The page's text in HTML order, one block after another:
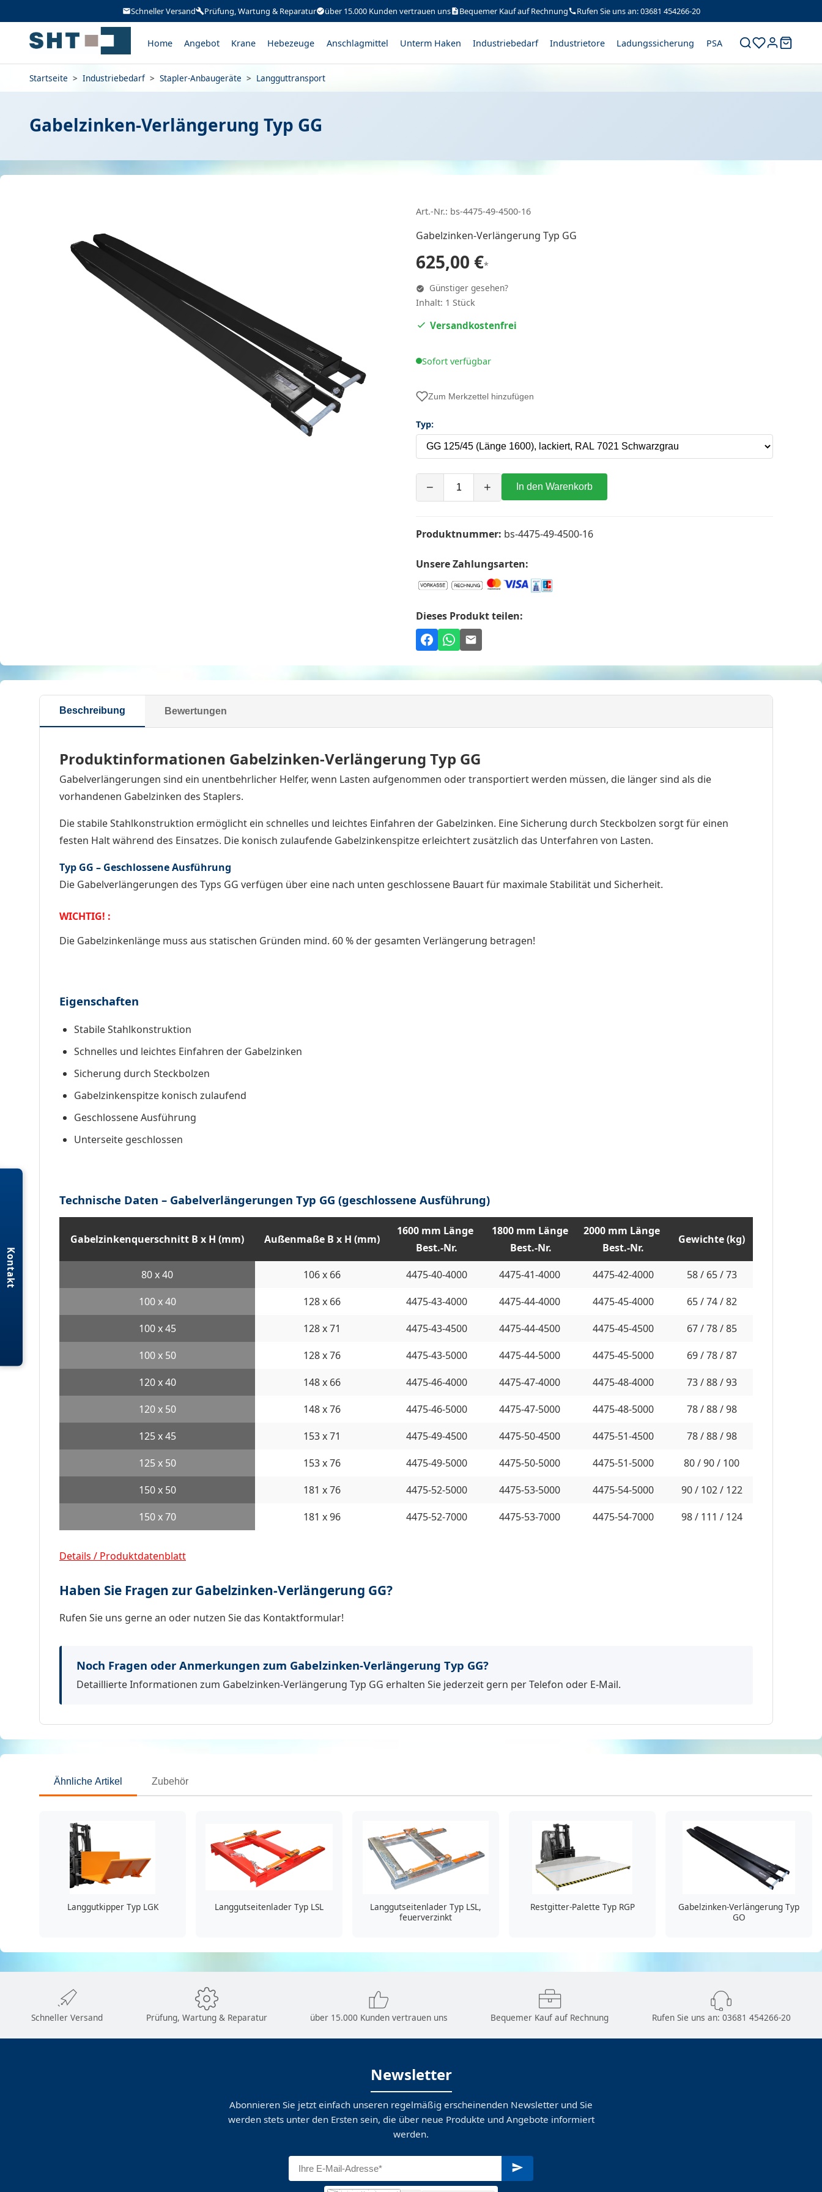
Kontakt
Schneller Versand Prüfung, Wartung & Reparatur über 15.000 Kunden vertrauen uns Bequemer Kauf auf Rechnung Rufen Sie uns an: 03681 454266-20
Home Angebot Krane Hebezeuge Anschlagmittel Unterm Haken Industriebedarf Industrietore Ladungssicherung PSA
Startseite > Industriebedarf > Stapler-Anbaugeräte > Langguttransport
Gabelzinken-Verlängerung Typ GG
Art.-Nr.: bs-4475-49-4500-16
Gabelzinken-Verlängerung Typ GG
625,00 €*
Günstiger gesehen?
Inhalt: 1 Stück
Versandkostenfrei
Sofort verfügbar
Zum Merkzettel hinzufügen
Typ:
− + In den Warenkorb
Produktnummer: bs-4475-49-4500-16
Unsere Zahlungsarten:
Dieses Produkt teilen:
Beschreibung Bewertungen
Produktinformationen Gabelzinken-Verlängerung Typ GG
Gabelverlängerungen sind ein unentbehrlicher Helfer, wenn Lasten aufgenommen oder transportiert werden müssen, die länger sind als die
vorhandenen Gabelzinken des Staplers.
Die stabile Stahlkonstruktion ermöglicht ein schnelles und leichtes Einfahren der Gabelzinken. Eine Sicherung durch Steckbolzen sorgt für einen
festen Halt während des Einsatzes. Die konisch zulaufende Gabelzinkenspitze erleichtert zusätzlich das Unterfahren von Lasten.
Typ GG – Geschlossene Ausführung
Die Gabelverlängerungen des Typs GG verfügen über eine nach unten geschlossene Bauart für maximale Stabilität und Sicherheit.
WICHTIG! :
Die Gabelzinkenlänge muss aus statischen Gründen mind. 60 % der gesamten Verlängerung betragen!
Eigenschaften
Stabile Stahlkonstruktion
Schnelles und leichtes Einfahren der Gabelzinken
Sicherung durch Steckbolzen
Gabelzinkenspitze konisch zulaufend
Geschlossene Ausführung
Unterseite geschlossen
Technische Daten – Gabelverlängerungen Typ GG (geschlossene Ausführung)
Gabelzinken­querschnitt B x H (mm) Außenmaße B x H (mm)
1600 mm Länge
Best.-Nr.
1800 mm Länge
Best.-Nr.
2000 mm Länge
Best.-Nr.
Gewichte (kg)
80 x 40 106 x 66 4475-40-4000 4475-41-4000 4475-42-4000
58 / 65 / 73
100 x 40
128 x 66 4475-43-4000 4475-44-4000 4475-45-4000
65 / 74 / 82
100 x 45
128 x 71 4475-43-4500 4475-44-4500 4475-45-4500
67 / 78 / 85
100 x 50
128 x 76 4475-43-5000 4475-44-5000 4475-45-5000
69 / 78 / 87
120 x 40
148 x 66 4475-46-4000 4475-47-4000 4475-48-4000
73 / 88 / 93
120 x 50
148 x 76 4475-46-5000 4475-47-5000 4475-48-5000
78 / 88 / 98
125 x 45
153 x 71 4475-49-4500 4475-50-4500 4475-51-4500
78 / 88 / 98
125 x 50
153 x 76 4475-49-5000 4475-50-5000 4475-51-5000
80 / 90 / 100
150 x 50
181 x 76 4475-52-5000 4475-53-5000 4475-54-5000
90 / 102 / 122
150 x 70
181 x 96 4475-52-7000 4475-53-7000 4475-54-7000 98 / 111 / 124
Details / Produktdatenblatt
Haben Sie Fragen zur Gabelzinken-Verlängerung GG?
Rufen Sie uns gerne an oder nutzen Sie das Kontaktformular!
Noch Fragen oder Anmerkungen zum Gabelzinken-Verlängerung Typ GG?
Detaillierte Informationen zum Gabelzinken-Verlängerung Typ GG erhalten Sie jederzeit gern per Telefon oder E-Mail.
Ähnliche Artikel Zubehör
Langgutkipper Typ LGK Langgutseitenlader Typ LSL
Langgutseitenlader Typ LSL,
feuerverzinkt
Restgitter-Palette Typ RGP
Gabelzinken-Verlängerung Typ
GO
Schneller Versand Prüfung, Wartung & Reparatur über 15.000 Kunden vertrauen uns Bequemer Kauf auf Rechnung Rufen Sie uns an: 03681 454266-20
Newsletter
Abonnieren Sie jetzt einfach unseren regelmäßig erscheinenden Newsletter und Sie
werden stets unter den Ersten sein, die über neue Produkte und Angebote informiert
werden.